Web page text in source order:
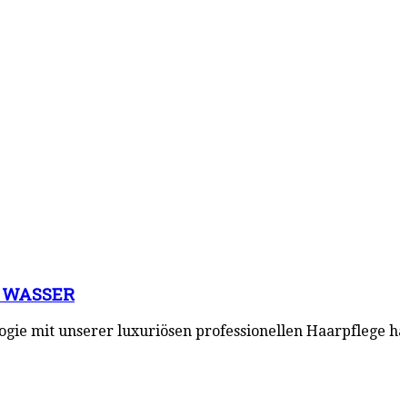
mit unserer luxuriösen professionellen Haarpflege